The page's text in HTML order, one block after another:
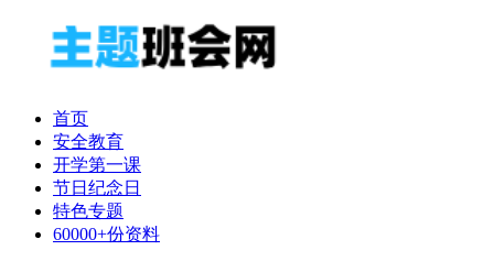
首页
安全教育
开学第一课
节日纪念日
特色专题
60000+份资料